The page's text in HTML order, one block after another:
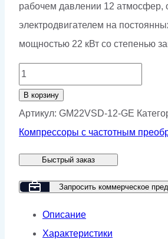
рабочем давлении 12 атмосфер,
электродвигателем на
мощностью 22 кВт со степенью
Количество
товара
Винтовой
компрессор
GM
22-
GE/HB
В корзину
Артикул: GM22VSD-12-GE
Компрессоры с частотным
Быстрый заказ
Запросить коммерческое
Описание
Характеристики